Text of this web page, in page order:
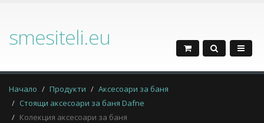
smesiteli.eu
Начало Продукти
Аксесоари за баня
Стоящи аксесоари за баня Dafne
Колекция аксесоари за баня